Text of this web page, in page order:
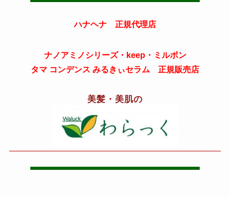
ハナヘナ 正規代理店
ナノアミノシリーズ・keep・ミルボン
タマ コンデンス みるきぃセラム 正規販売店
美髪・美肌の